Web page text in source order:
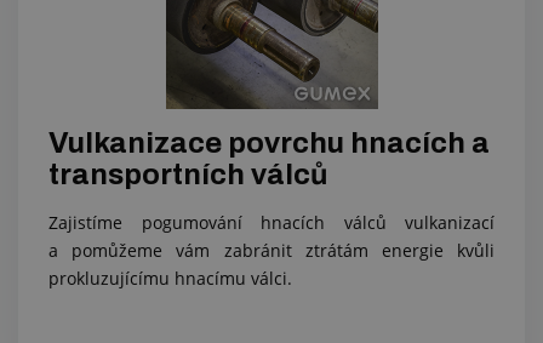
Vulkanizace povrchu hnacích a
transportních válců
Zajistíme pogumování hnacích válců vulkanizací
a pomůžeme vám zabránit ztrátám energie kvůli
prokluzujícímu hnacímu válci.